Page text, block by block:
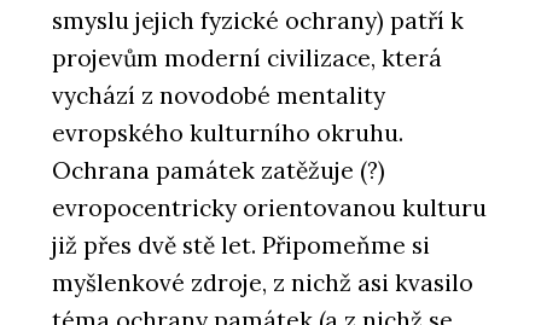
smyslu jejich fyzické ochrany) patří k
projevům moderní civilizace, která
vychází z novodobé mentality
evropského kulturního okruhu.
Ochrana památek zatěžuje (?)
evropocentricky orientovanou kulturu
již přes dvě stě let. Připomeňme si
myšlenkové zdroje, z nichž asi kvasilo